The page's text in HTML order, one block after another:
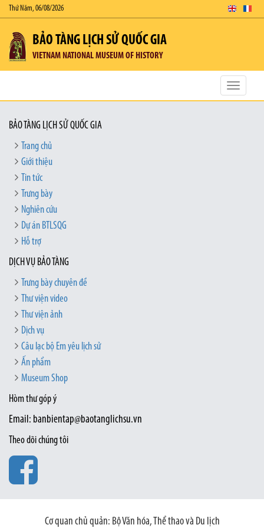
Thứ Năm, 06/08/2026
BẢO TÀNG LỊCH SỬ QUỐC GIA
VIETNAM NATIONAL MUSEUM OF HISTORY
Toggle
BẢO TÀNG LỊCH SỬ QUỐC GIA
Trang chủ
Giới thiệu
Tin tức
Trưng bày
Nghiên cứu
Dự án BTLSQG
Hỗ trợ
DỊCH VỤ BẢO TÀNG
Trưng bày chuyên đề
Thư viện video
Thư viện ảnh
Dịch vụ
Câu lạc bộ Em yêu lịch sử
Ấn phẩm
Museum Shop
Hòm thư góp ý
Email: banbientap@baotanglichsu.vn
Theo dõi chúng tôi
Cơ quan chủ quản: Bộ Văn hóa, Thể thao và Du lịch